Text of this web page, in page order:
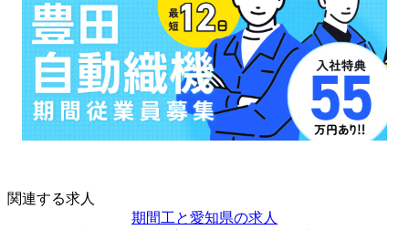
関連する求人
期間工と愛知県の求人